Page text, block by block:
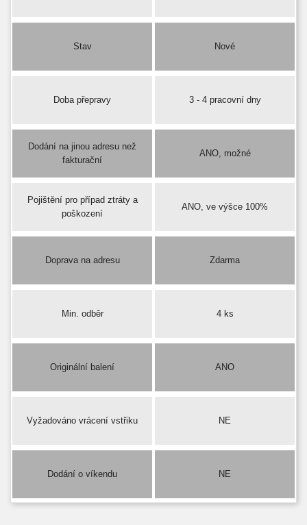
Stav Nové
Doba přepravy 3 - 4 pracovní dny
Dodání na jinou adresu než
fakturační
ANO, možné
Pojištění pro případ ztráty a
poškození
ANO, ve výšce 100%
Doprava na adresu Zdarma
Min. odběr 4 ks
Originální balení ANO
Vyžadováno vrácení vstřiku NE
Dodání o víkendu NE